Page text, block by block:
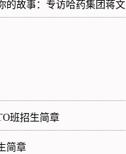
的故事：专访哈药集团蒋文
班招生简章
简章